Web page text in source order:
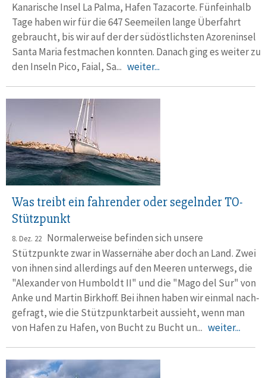
Kana­rische Insel La Palma, Ha­fen Tazacorte. Fünfeinhalb
Tage haben wir für die 647 See­mei­len lange Über­fahrt
gebraucht, bis wir auf der der südöst­lichsten Azoren­insel
Santa Maria fest­machen konnten. Danach ging es weiter zu
den Inseln Pico, Faial, Sa... weiter...
Was treibt ein fahrender oder segelnder TO-
Stützpunkt
8. Dez. 22 Normalerweise befinden sich unsere
Stützpunkte zwar in Wasser­nähe aber doch an Land. Zwei
von ihnen sind aller­dings auf den Meeren unter­wegs, die
"Alexander von Humboldt II" und die "Mago del Sur" von
Anke und Martin Birkhoff. Bei ihnen haben wir einmal nach­
gefragt, wie die Stütz­punkt­arbeit aus­sieht, wenn man
von Hafen zu Hafen, von Bucht zu Bucht un... weiter...